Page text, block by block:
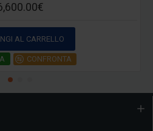
AL CARRELLO
CONFRONTA